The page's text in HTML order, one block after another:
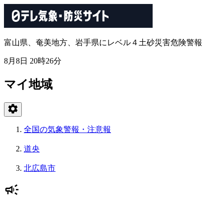
富山県、奄美地方、岩手県にレベル４土砂災害危険警報
8月8日 20時26分
マイ地域
全国の気象警報・注意報
道央
北広島市